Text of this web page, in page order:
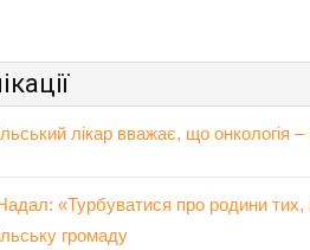
лікар вважає, що онкологія
«Турбуватися про родини
громаду